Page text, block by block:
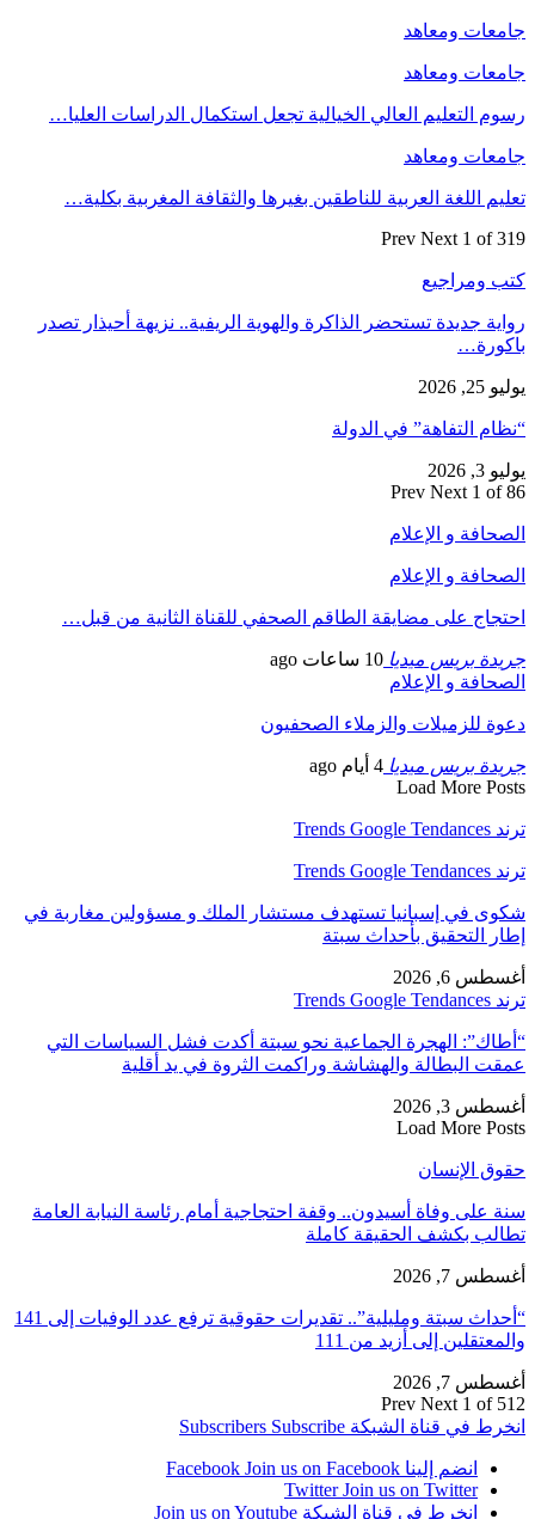
جامعات ومعاهد
جامعات ومعاهد
رسوم التعليم العالي الخيالية تجعل استكمال الدراسات العليا…
جامعات ومعاهد
تعليم اللغة العربية للناطقين بغيرها والثقافة المغربية بكلية…
Prev Next 1 of 319
كتب ومراجيع
رواية جديدة تستحضر الذاكرة والهوية الريفية.. نزيهة أحيذار تصدر
باكورة…
يوليو 25, 2026
“نظام التفاهة” في الدولة
يوليو 3, 2026
Prev Next 1 of 86
الصحافة و الإعلام
الصحافة و الإعلام
احتجاج على مضايقة الطاقم الصحفي للقناة الثانية من قبل…
جريدة بريس ميديا 10 ساعات ago
الصحافة و الإعلام
دعوة للزميلات والزملاء الصحفيون
جريدة بريس ميديا 4 أيام ago
Load More Posts
ترند Trends Google Tendances
ترند Trends Google Tendances
شكوى في إسبانيا تستهدف مستشار الملك و مسؤولين مغاربة في
إطار التحقيق بأحداث سبتة
أغسطس 6, 2026
ترند Trends Google Tendances
“أطاك”: الهجرة الجماعية نحو سبتة أكدت فشل السياسات التي
عمقت البطالة والهشاشة وراكمت الثروة في يد أقلية
أغسطس 3, 2026
Load More Posts
حقوق الإنسان
سنة على وفاة أسيدون.. وقفة احتجاجية أمام رئاسة النيابة العامة
تطالب بكشف الحقيقة كاملة
أغسطس 7, 2026
“أحداث سبتة ومليلية”.. تقديرات حقوقية ترفع عدد الوفيات إلى 141
والمعتقلين إلى أزيد من 111
أغسطس 7, 2026
Prev Next 1 of 512
انخرط في قناة الشبكة
Subscribers Subscribe
انضم إلينا Facebook Join us on Facebook
Twitter Join us on Twitter
انخرط في قناة الشبكة Join us on Youtube